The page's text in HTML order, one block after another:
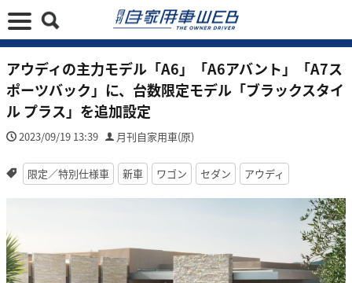
アウディの主力モデル「A6」「A6アバント」「A7ス
ポーツバック」に、台数限定モデル「ブラックスタイ
ル プラス」を追加設定
2023/09/19 13:39 月刊自家用車(原)
限定／特別仕様車 新車 ワゴン セダン アウディ